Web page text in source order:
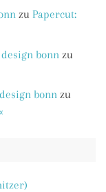
zu Papercut:
bonn zu
bonn zu